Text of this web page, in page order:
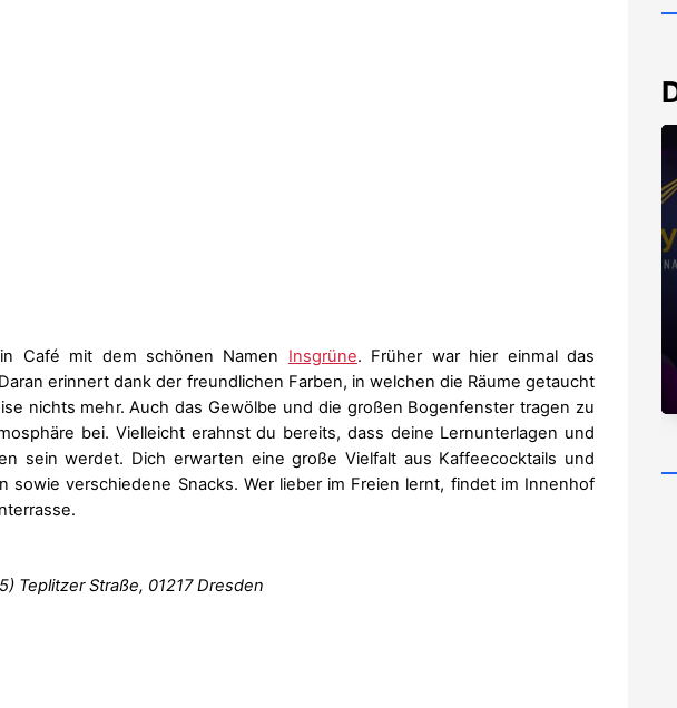
Café mit dem schönen Namen Insgrüne. Früher war hier einmal das
erinnert dank der freundlichen Farben, in welchen die Räume getaucht
nichts mehr. Auch das Gewölbe und die großen Bogenfenster tragen zu
bei. Vielleicht erahnst du bereits, dass deine Lernunterlagen und
sein werdet. Dich erwarten eine große Vielfalt aus Kaffeecocktails und
sowie verschiedene Snacks. Wer lieber im Freien lernt, findet im Innenhof
Teplitzer Straße, 01217 Dresden